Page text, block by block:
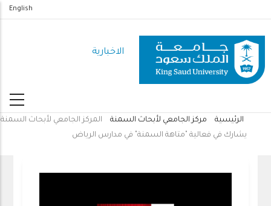
المحتوى
الرئيسي
English
الاخبارية
مسار
الرئيسية مركز الجامعي لأبحاث السمنة
المركز الجامعي لأبحاث السمنة
يشارك في فعالية "متاهة السمنة" في مدارس الرياض